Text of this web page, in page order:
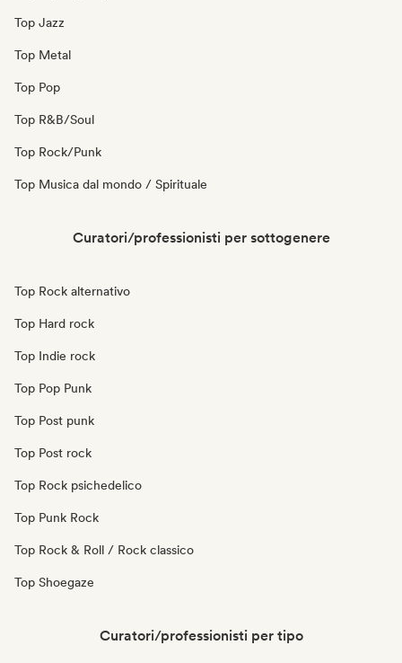
Top Jazz
Top Metal
Top Pop
Top R&B/Soul
Top Rock/Punk
Top Musica dal mondo / Spirituale
Curatori/professionisti per sottogenere
Top Rock alternativo
Top Hard rock
Top Indie rock
Top Pop Punk
Top Post punk
Top Post rock
Top Rock psichedelico
Top Punk Rock
Top Rock & Roll / Rock classico
Top Shoegaze
Curatori/professionisti per tipo